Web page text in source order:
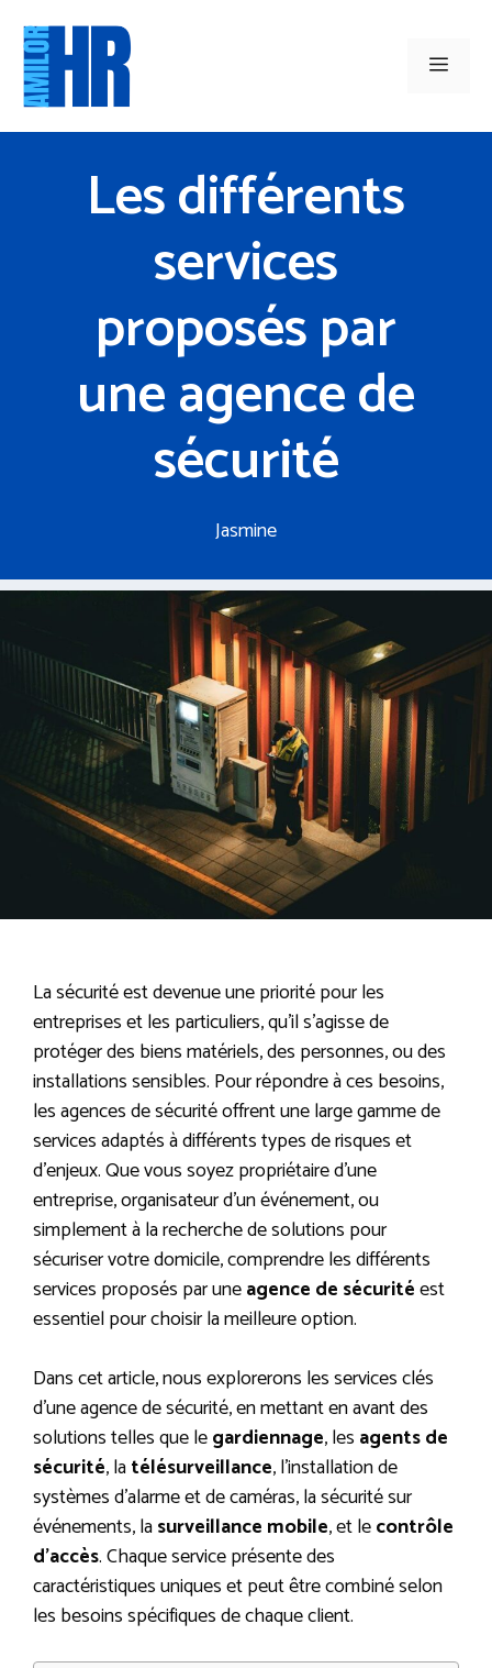
contenu
Menu
Les différents
services
proposés par
une agence de
sécurité
Jasmine
La sécurité est devenue une priorité pour les
entreprises et les particuliers, qu’il s’agisse de
protéger des biens matériels, des personnes, ou des
installations sensibles. Pour répondre à ces besoins,
les agences de sécurité offrent une large gamme de
services adaptés à différents types de risques et
d’enjeux. Que vous soyez propriétaire d’une
entreprise, organisateur d’un événement, ou
simplement à la recherche de solutions pour
sécuriser votre domicile, comprendre les différents
services proposés par uneagence de sécuritéest
essentiel pour choisir la meilleure option.
Dans cet article, nous explorerons les services clés
d’une agence de sécurité, en mettant en avant des
solutions telles que legardiennage, les agents de
sécurité, latélésurveillance, l’installation de
systèmes d’alarme et de caméras, la sécurité sur
événements, lasurveillance mobile, et lecontrôle
d’accès. Chaque service présente des
caractéristiques uniques et peut être combiné selon
les besoins spécifiques de chaque client.